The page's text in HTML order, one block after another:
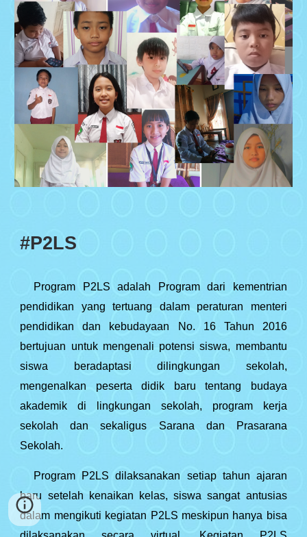
#P2LS
Program P2LS adalah Program dari kementrian
pendidikan yang tertuang dalam peraturan menteri
pendidikan dan kebudayaan No. 16 Tahun 2016
bertujuan untuk mengenali potensi siswa, membantu
siswa beradaptasi dilingkungan sekolah,
mengenalkan peserta didik baru tentang budaya
akademik di lingkungan sekolah, program kerja
sekolah dan sekaligus Sarana dan Prasarana
Sekolah.
Program P2LS dilaksanakan setiap tahun ajaran
baru setelah kenaikan kelas, siswa sangat antusias
dalam mengikuti kegiatan P2LS meskipun hanya bisa